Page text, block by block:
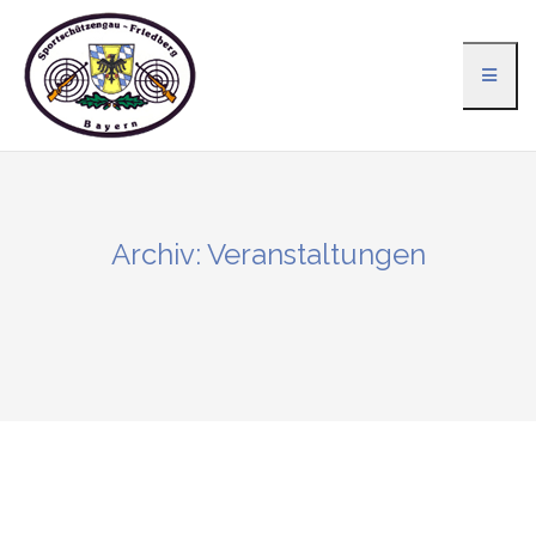
Inhalt
springen
Archiv: Veranstaltungen